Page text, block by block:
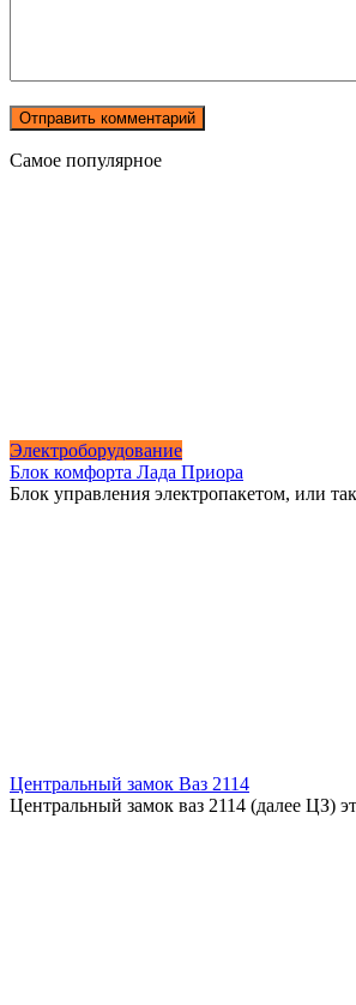
Самое популярное
Электроборудование
Блок комфорта Лада Приора
Блок управления электропакетом, или
Центральный замок Ваз 2114
Центральный замок ваз 2114 (далее ЦЗ)